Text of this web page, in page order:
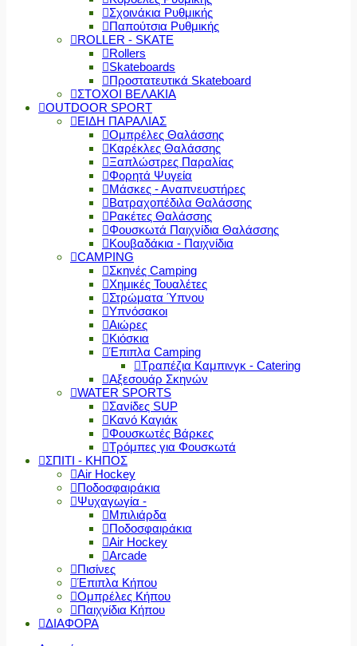
Σχοινάκια Ρυθμικής
Παπούτσια Ρυθμικής
ROLLER - SKATE
Rollers
Skateboards
Προστατευτικά Skateboard
ΣΤΟΧΟΙ ΒΕΛΑΚΙΑ
OUTDOOR SPORT
ΕΙΔΗ ΠΑΡΑΛΙΑΣ
Ομπρέλες Θαλάσσης
Καρέκλες Θαλάσσης
Ξαπλώστρες Παραλίας
Φορητά Ψυγεία
Μάσκες - Αναπνευστήρες
Βατραχοπέδιλα Θαλάσσης
Ρακέτες Θαλάσσης
Φουσκωτά Παιχνίδια Θαλάσσης
Κουβαδάκια - Παιχνίδια
CAMPING
Σκηνές Camping
Χημικές Τουαλέτες
Στρώματα Ύπνου
Υπνόσακοι
Αιώρες
Κιόσκια
Έπιπλα Camping
Τραπέζια Καμπινγκ - Catering
Αξεσουάρ Σκηνών
WATER SPORTS
Σανίδες SUP
Κανό Καγιάκ
Φουσκωτές Βάρκες
Τρόμπες για Φουσκωτά
ΣΠΙΤΙ - ΚΗΠΟΣ
Air Hockey
Ποδοσφαιράκια
Ψυχαγωγία -
Μπιλιάρδα
Ποδοσφαιράκια
Air Hockey
Arcade
Πισίνες
Έπιπλα Κήπου
Ομπρέλες Κήπου
Παιχνίδια Κήπου
ΔΙΑΦΟΡΑ